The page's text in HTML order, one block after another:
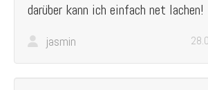
darüber kann ich einfach net lachen!
jasmin